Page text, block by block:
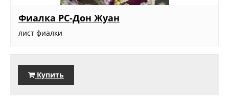
Фиалка РС-Дон Жуан
лист фиалки
Купить